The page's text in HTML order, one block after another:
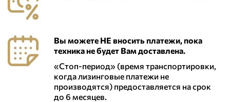
Вы можете НЕ вносить платежи, пока
техника не будет Вам доставлена.
«Стоп-период» (время транспортировки,
когда лизинговые платежи не
производятся) предоставляется на срок
до 6 месяцев.